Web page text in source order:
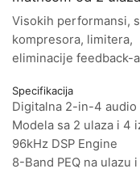
Visokih performansi,
kompresora, limitera,
eliminacije feedback-
Specifikacija
Digitalna 2-in-4 audio
Modela sa 2 ulaza i 4
96kHz DSP Engine
8-Band PEQ na ulazu